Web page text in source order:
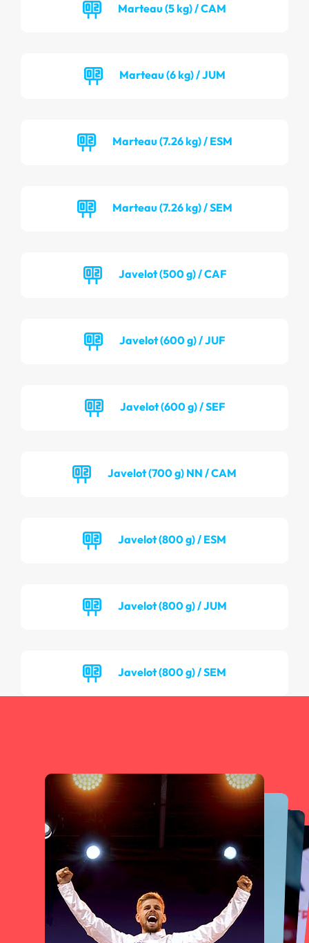
Marteau (5 kg) / CAM
Marteau (6 kg) / JUM
Marteau (7.26 kg) / ESM
Marteau (7.26 kg) / SEM
Javelot (500 g) / CAF
Javelot (600 g) / JUF
Javelot (600 g) / SEF
Javelot (700 g) NN / CAM
Javelot (800 g) / ESM
Javelot (800 g) / JUM
Javelot (800 g) / SEM